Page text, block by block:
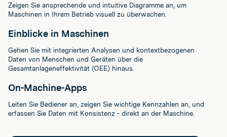
Zeigen Sie ansprechende und intuitive Diagramme an, um
Maschinen in Ihrem Betrieb visuell zu überwachen.
Einblicke in Maschinen
Gehen Sie mit integrierten Analysen und kontextbezogenen
Daten von Menschen und Geräten über die
Gesamtanlageneffektivität (OEE) hinaus.
On-Machine-Apps
Leiten Sie Bediener an, zeigen Sie wichtige Kennzahlen an, und
erfassen Sie Daten mit Konsistenz - direkt an der Maschine.